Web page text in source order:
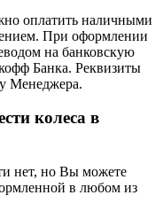
оплатить наличными
При оформлении
на банковскую
Банка. Реквизиты
Менеджера.
колеса в
нет, но Вы можете
в любом из